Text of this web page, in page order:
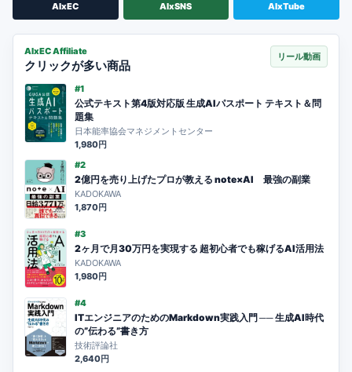
AIxEC AIxSNS AIxTube
AIxEC Affiliate
クリックが多い商品
リール動画
#1
公式テキスト第4版対応版 生成AIパスポート テキスト＆問
題集
日本能率協会マネジメントセンター
1,980円
#2
2億円を売り上げたプロが教える note×AI 最強の副業
KADOKAWA
1,870円
#3
2ヶ月で月30万円を実現する 超初心者でも稼げるAI活用法
KADOKAWA
1,980円
#4
ITエンジニアのためのMarkdown実践入門 ── 生成AI時代
の”伝わる”書き方
技術評論社
2,640円